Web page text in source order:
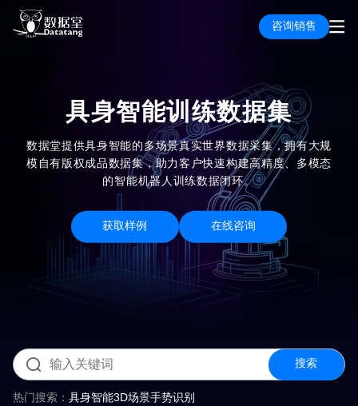
咨询销售
具身智能训练数据集
数据堂提供具身智能的多场景真实世界数据采集，拥有大规
模自有版权成品数据集，助力客户快速构建高精度、多模态
的智能机器人训练数据闭环。
获取样例 在线咨询
搜索
热门搜索：具身智能3D场景手势识别